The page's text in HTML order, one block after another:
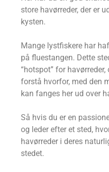
store havørreder, der er
kysten.
Mange lystfiskere har
på fluestangen. Dette
“hotspot” for
forstå hvorfor, med den
kan fanges her ud over
Så hvis du er en
og leder efter et sted,
havørreder i deres
stedet.